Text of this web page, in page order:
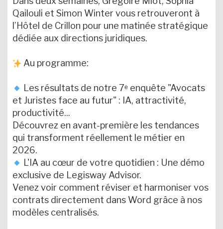
l
u
Qailouli et Simon Winter vous retrouveront à
l’Hôtel de Crillon pour une matinée stratégique
dédiée aux directions juridiques.
Au programme:
Les résultats de notre 7ᵉ enquête "Avocats
et Juristes face au futur" : IA, attractivité,
productivité...
Découvrez en avant-première les tendances
qui transforment réellement le métier en
2026.
L'IA au cœur de votre quotidien : Une démo
exclusive de Legisway Advisor.
Venez voir comment réviser et harmoniser vos
contrats directement dans Word grâce à nos
modèles centralisés.